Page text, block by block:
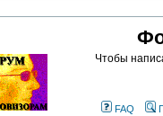
Чтобы
FAQ